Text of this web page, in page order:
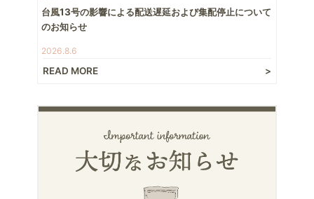
台風13号の影響による配送遅延および集配停止について
のお知らせ
2026.8.6
READ MORE